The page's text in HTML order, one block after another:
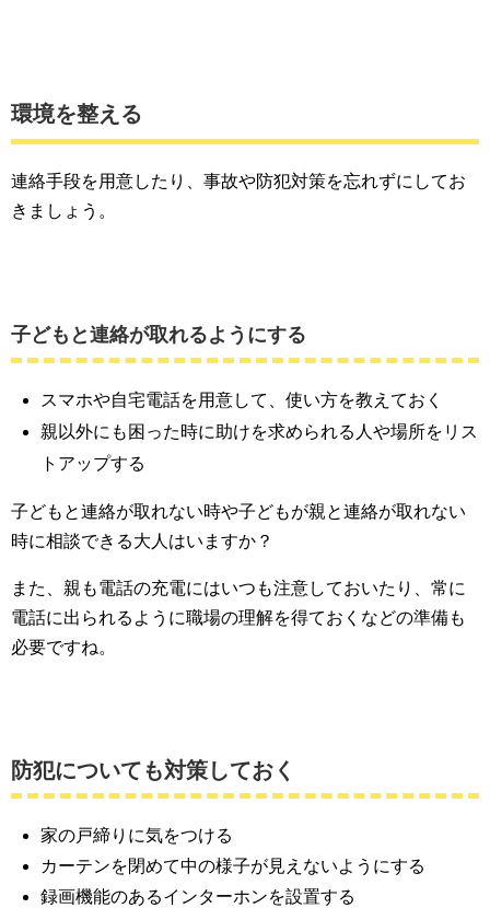
環境を整える
連絡手段を用意したり、事故や防犯対策を忘れずにしてお
きましょう。
子どもと連絡が取れるようにする
スマホや自宅電話を用意して、使い方を教えておく
親以外にも困った時に助けを求められる人や場所をリス
トアップする
子どもと連絡が取れない時や子どもが親と連絡が取れない
時に相談できる大人はいますか？
また、親も電話の充電にはいつも注意しておいたり、常に
電話に出られるように職場の理解を得ておくなどの準備も
必要ですね。
防犯についても対策しておく
家の戸締りに気をつける
カーテンを閉めて中の様子が見えないようにする
録画機能のあるインターホンを設置する